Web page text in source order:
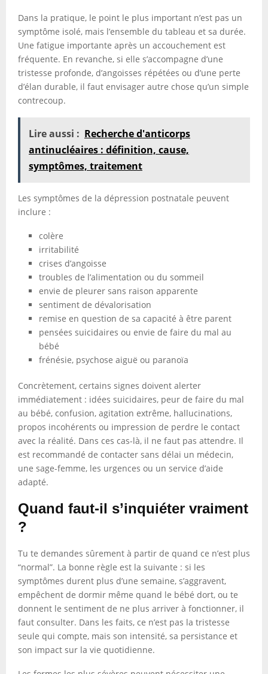
Dans la pratique, le point le plus important n’est pas un
symptôme isolé, mais l’ensemble du tableau et sa durée.
Une fatigue importante après un accouchement est
fréquente. En revanche, si elle s’accompagne d’une
tristesse profonde, d’angoisses répétées ou d’une perte
d’élan durable, il faut envisager autre chose qu’un simple
contrecoup.
Lire aussi : Recherche d'anticorps
antinucléaires : définition, cause,
symptômes, traitement
Les symptômes de la dépression postnatale peuvent
inclure :
colère
irritabilité
crises d’angoisse
troubles de l’alimentation ou du sommeil
envie de pleurer sans raison apparente
sentiment de dévalorisation
remise en question de sa capacité à être parent
pensées suicidaires ou envie de faire du mal au
bébé
frénésie, psychose aiguë ou paranoïa
Concrètement, certains signes doivent alerter
immédiatement : idées suicidaires, peur de faire du mal
au bébé, confusion, agitation extrême, hallucinations,
propos incohérents ou impression de perdre le contact
avec la réalité. Dans ces cas-là, il ne faut pas attendre. Il
est recommandé de contacter sans délai un médecin,
une sage-femme, les urgences ou un service d’aide
adapté.
Quand faut-il s’inquiéter vraiment
?
Tu te demandes sûrement à partir de quand ce n’est plus
“normal”. La bonne règle est la suivante : si les
symptômes durent plus d’une semaine, s’aggravent,
empêchent de dormir même quand le bébé dort, ou te
donnent le sentiment de ne plus arriver à fonctionner, il
faut consulter. Dans les faits, ce n’est pas la tristesse
seule qui compte, mais son intensité, sa persistance et
son impact sur la vie quotidienne.